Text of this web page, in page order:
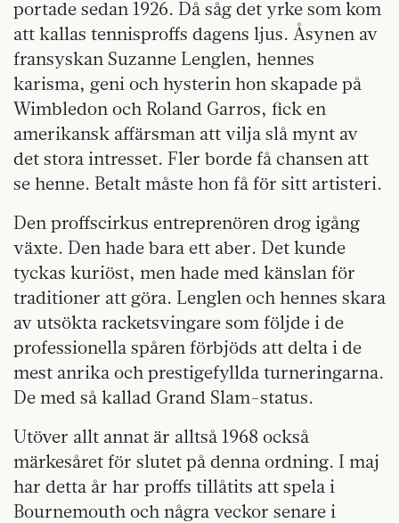
portade sedan 1926. Då såg det yrke som kom
att kallas tennisproffs dagens ljus. Åsynen av
fransyskan Suzanne Lenglen, hennes
karisma, geni och hysterin hon skapade på
Wimbledon och Roland Garros, fick en
amerikansk affärsman att vilja slå mynt av
det stora intresset. Fler borde få chansen att
se henne. Betalt måste hon få för sitt artisteri.
Den proffscirkus entreprenören drog igång
växte. Den hade bara ett aber. Det kunde
tyckas kuriöst, men hade med känslan för
traditioner att göra. Lenglen och hennes skara
av utsökta racketsvingare som följde i de
professionella spåren förbjöds att delta i de
mest anrika och prestigefyllda turneringarna.
De med så kallad Grand Slam-status.
Utöver allt annat är alltså 1968 också
märkesåret för slutet på denna ordning. I maj
har detta år har proffs tillåtits att spela i
Bournemouth och några veckor senare i